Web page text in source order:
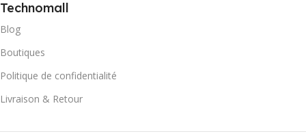
Technomall
Blog
Boutiques
Politique de confidentialité
Livraison & Retour